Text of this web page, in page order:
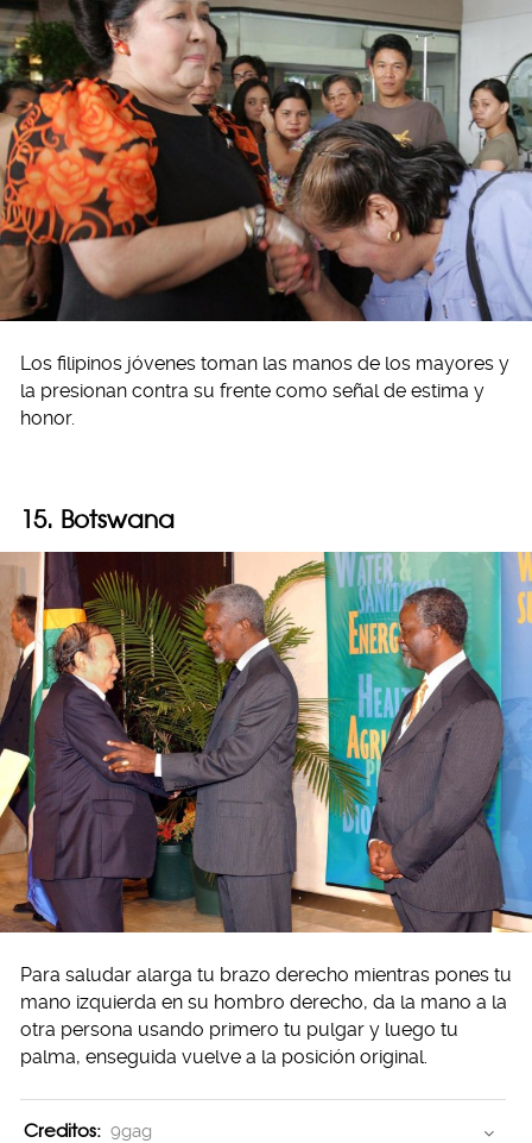
Los filipinos jóvenes toman las manos de los mayores y
la presionan contra su frente como señal de estima y
honor.
15. Botswana
Para saludar alarga tu brazo derecho mientras pones tu
mano izquierda en su hombro derecho, da la mano a la
otra persona usando primero tu pulgar y luego tu
palma, enseguida vuelve a la posición original.
Creditos: 9gag